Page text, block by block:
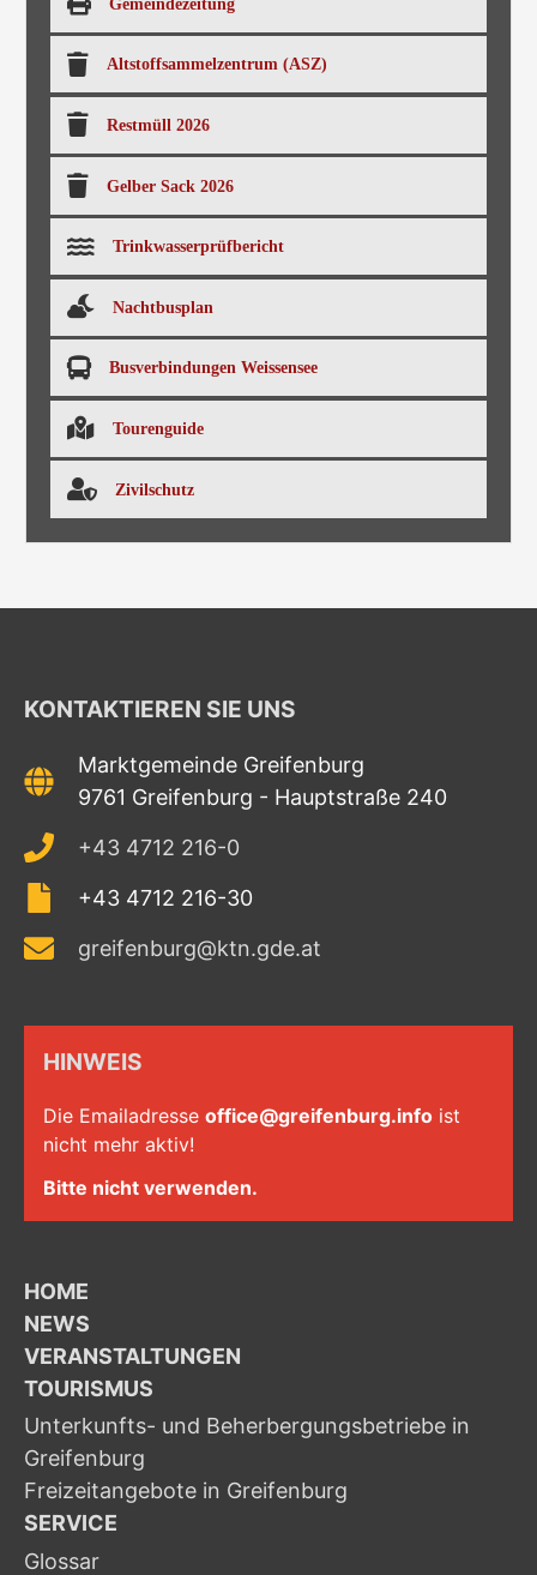
Altstoffsammelzentrum (ASZ)
Restmüll 2026
Gelber Sack 2026
Trinkwasserprüfbericht
Nachtbusplan
Busverbindungen Weissensee
Tourenguide
Zivilschutz
KONTAKTIEREN SIE UNS
Marktgemeinde Greifenburg
9761 Greifenburg - Hauptstraße 240
+43 4712 216-0
+43 4712 216-30
greifenburg@ktn.gde.at
HINWEIS
Die Emailadresse office@greifenburg.info ist
nicht mehr aktiv!
Bitte nicht verwenden.
HOME
NEWS
VERANSTALTUNGEN
TOURISMUS
Unterkunfts- und Beherbergungsbetriebe in
Greifenburg
Freizeitangebote in Greifenburg
SERVICE
Glossar